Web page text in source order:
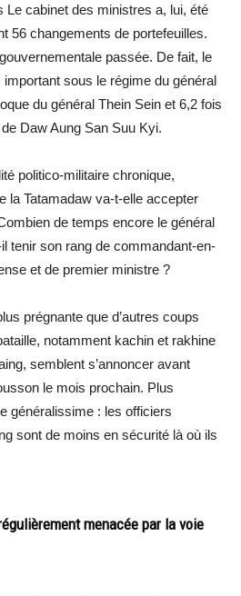
Le cabinet des ministres a, lui, été
56 changements de portefeuilles.
passée. De fait, le
sous le régime du général
du général Thein Sein et 6,2 fois
Daw Aung San Suu Kyi.
politico-militaire chronique,
la Tatamadaw va-t-elle accepter
de temps encore le général
tenir son rang de commandant-en-
et de premier ministre ?
prégnante que d’autres coups
notamment kachin et rakhine
semblent s’annoncer avant
le mois prochain. Plus
généralissime : les officiers
sont de moins en sécurité là où ils
menacée par la voie